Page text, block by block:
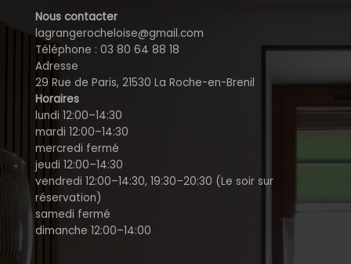
Nous contacter
lagrangerocheloise@gmail.com
Téléphone : 03 80 64 88 18
Adresse
29 Rue de Paris, 21530 La Roche-en-Brenil
Horaires
lundi 12:00–14:30
mardi 12:00–14:30
mercredi fermé
jeudi 12:00–14:30
vendredi 12:00–14:30, 19:30–20:30 (Le soir sur
réservation)
samedi fermé
dimanche 12:00–14:00